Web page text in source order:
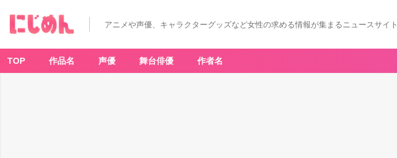
アニメや声優、キャラクターグッズなど女性の求める情報が集まるニュースサイト
TOP 作品名 声優 舞台俳優 作者名